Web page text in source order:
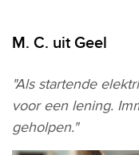
M. C. uit Geel
"Als startende
voor een lening.
geholpen."